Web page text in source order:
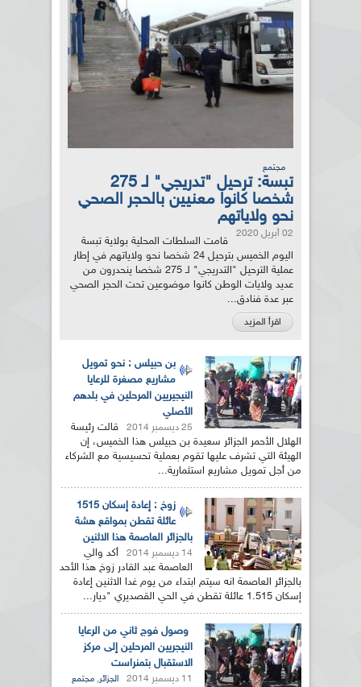
مجتمع
تبسة: ترحيل "تدريجي" لـ 275
شخصا كانوا معنيين بالحجر الصحي
نحو ولاياتهم
02 أبريل 2020
قامت السلطات المحلية بولاية تبسة
اليوم الخميس بترحيل 24 شخصا نحو ولاياتهم في إطار
عملية الترحيل "التدريجي" لـ 275 شخصا ينحدرون من
عديد ولايات الوطن كانوا موضوعين تحت الحجر الصحي
عبر عدة فنادق...
اقرأ المزيد
بن حبيلس : نحو تمويل
مشاريع مصغرة للرعايا
النيجيريين المرحلين في بلدهم
الأصلي
25 ديسمبر 2014
قالت رئيسة
الهلال الأحمر الجزائر سعيدة بن حبيلس هذا الخميس، إن
الهيئة التي تشرف عليها تقوم بعملية تحسيسية مع الشركاء
من أجل تمويل مشاريع استثمارية...
زوخ : إعادة إسكان 1515
عائلة تقطن بمواقع هشة
بالجزائر العاصمة هذا الاثنين
14 ديسمبر 2014
أكد والي
العاصمة عبد القادر زوخ هذا الأحد
بالجزائر العاصمة انه سيتم ابتداء من يوم غدا الاثنين إعادة
إسكان 1.515 عائلة تقطن في الحي القصديري "ديار...
وصول فوج ثاني من الرعايا
النيجريين المرحلين إلى مركز
الاستقبال بتمنراست
11 ديسمبر 2014 الجزائر, مجتمع